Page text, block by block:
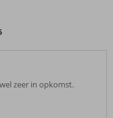
zeer in opkomst.